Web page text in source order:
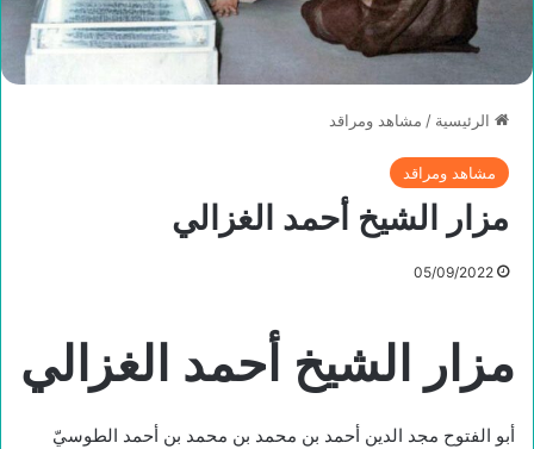
الرئيسية / مشاهد ومراقد
مشاهد ومراقد
مزار الشیخ أحمد الغزالي
05/09/2022
مزار الشیخ أحمد الغزالي
أبو الفتوح مجد الدين أحمد بن محمد بن محمد بن أحمد الطوسيّ